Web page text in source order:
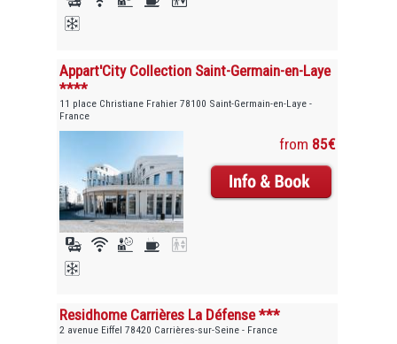
Appart'City Collection Saint-Germain-en-Laye
****
11 place Christiane Frahier 78100 Saint-Germain-en-Laye -
France
from 85€
Residhome Carrières La Défense ***
2 avenue Eiffel 78420 Carrières-sur-Seine - France